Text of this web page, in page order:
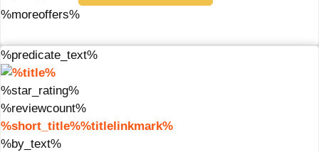
%moreoffers%
%predicate_text%
%star_rating%
%reviewcount%
%short_title%%titlelinkmark%
%by_text%